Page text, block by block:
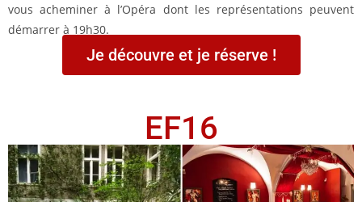
vous acheminer à l’Opéra dont les représentations peuvent
démarrer à 19h30.
Je découvre et je réserve !
EF16